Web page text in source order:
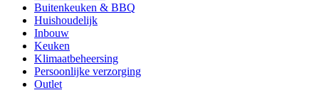
Buitenkeuken & BBQ
Huishoudelijk
Inbouw
Keuken
Klimaatbeheersing
Persoonlijke verzorging
Outlet